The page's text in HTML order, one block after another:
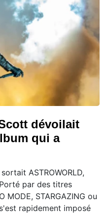
dévoilait
qui a
ASTROWORLD,
par des titres
MODE, STARGAZING ou
rapidement imposé